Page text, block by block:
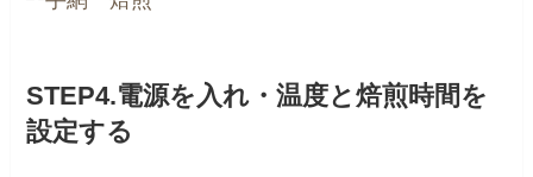
STEP4.電源を入れ・温度と焙煎時間を
設定する